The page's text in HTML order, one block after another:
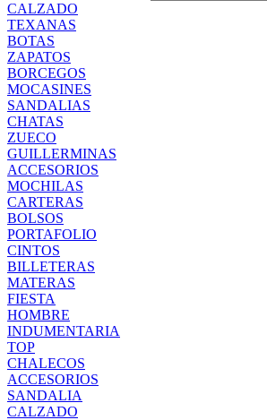
CALZADO
TEXANAS
BOTAS
ZAPATOS
BORCEGOS
MOCASINES
SANDALIAS
CHATAS
ZUECO
GUILLERMINAS
ACCESORIOS
MOCHILAS
CARTERAS
BOLSOS
PORTAFOLIO
CINTOS
BILLETERAS
MATERAS
FIESTA
HOMBRE
INDUMENTARIA
TOP
CHALECOS
ACCESORIOS
SANDALIA
CALZADO